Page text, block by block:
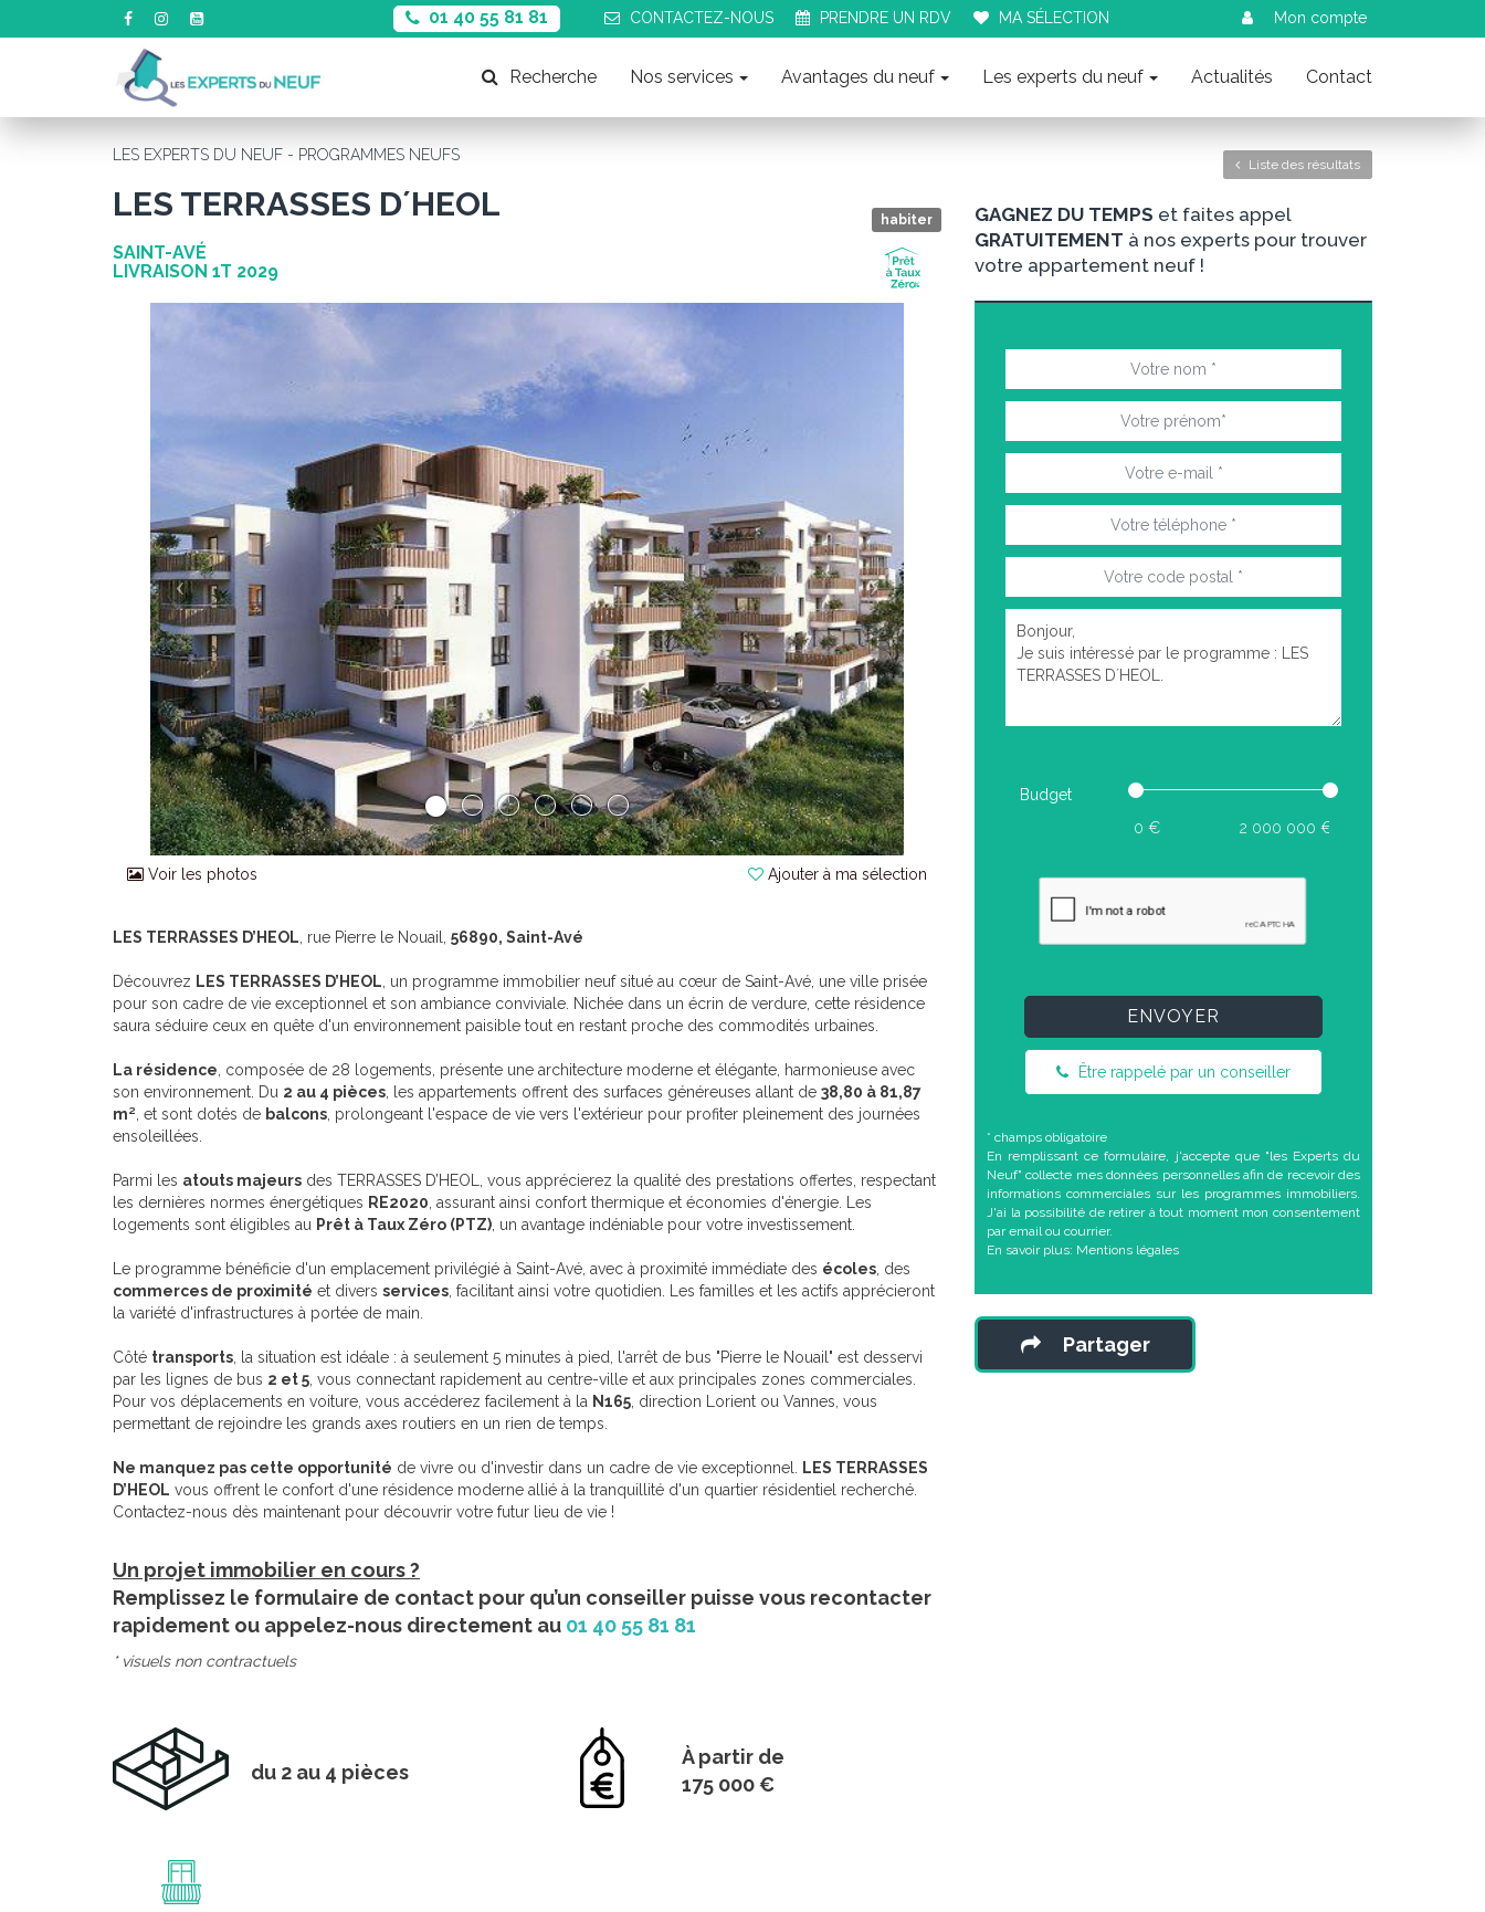
Mon compte
01 40 55 81 81 CONTACTEZ-NOUS PRENDRE UN RDV MA SÉLECTION
Recherche Nos services Avantages du neuf Les experts du neuf Actualités Contact
LES EXPERTS DU NEUF - PROGRAMMES NEUFS
Liste des résultats
habiter
LES TERRASSES D´HEOL
SAINT-AVÉ
LIVRAISON 1T 2029
Précédent
Voir les photos Ajouter à ma sélection
LES TERRASSES D’HEOL , rue Pierre le Nouail, 56890, Saint-Avé
Découvrez LES TERRASSES D’HEOL , un programme immobilier neuf situé au cœur de Saint-Avé, une ville prisée
pour son cadre de vie exceptionnel et son ambiance conviviale. Nichée dans un écrin de verdure, cette résidence
saura séduire ceux en quête d'un environnement paisible tout en restant proche des commodités urbaines.
La résidence , composée de 28 logements, présente une architecture moderne et élégante, harmonieuse avec
son environnement. Du 2 au 4 pièces , les appartements offrent des surfaces généreuses allant de 38,80 à 81,87
m² , et sont dotés de balcons , prolongeant l'espace de vie vers l'extérieur pour profiter pleinement des journées
ensoleillées.
Parmi les atouts majeurs des TERRASSES D’HEOL, vous apprécierez la qualité des prestations offertes, respectant
les dernières normes énergétiques RE2020 , assurant ainsi confort thermique et économies d'énergie. Les
logements sont éligibles au Prêt à Taux Zéro (PTZ) , un avantage indéniable pour votre investissement.
Le programme bénéficie d'un emplacement privilégié à Saint-Avé, avec à proximité immédiate des écoles , des
commerces de proximité et divers services , facilitant ainsi votre quotidien. Les familles et les actifs apprécieront
la variété d'infrastructures à portée de main.
Côté transports , la situation est idéale : à seulement 5 minutes à pied, l'arrêt de bus "Pierre le Nouail" est desservi
par les lignes de bus 2 et 5 , vous connectant rapidement au centre-ville et aux principales zones commerciales.
Pour vos déplacements en voiture, vous accéderez facilement à la N165 , direction Lorient ou Vannes, vous
permettant de rejoindre les grands axes routiers en un rien de temps.
Ne manquez pas cette opportunité de vivre ou d'investir dans un cadre de vie exceptionnel.
LES TERRASSES
D’HEOL vous offrent le confort d'une résidence moderne allié à la tranquillité d'un quartier résidentiel recherché.
Contactez-nous dès maintenant pour découvrir votre futur lieu de vie !
Un projet immobilier en cours ?
Remplissez le formulaire de contact pour qu’un conseiller puisse vous recontacter
rapidement ou appelez-nous directement au 01 40 55 81 81
* visuels non contractuels
du 2 au 4 pièces
À partir de
175 000 €
GAGNEZ DU TEMPS et faites appel
GRATUITEMENT à nos experts pour trouver
votre appartement neuf !
Budget
ENVOYER
Être rappelé par un conseiller
* champs obligatoire
En remplissant ce formulaire, j'accepte que "les Experts du
Neuf" collecte mes données personnelles afin de recevoir des
informations commerciales sur les programmes immobiliers.
J'ai la possibilité de retirer à tout moment mon consentement
par email ou courrier.
En savoir plus: Mentions légales
Partager